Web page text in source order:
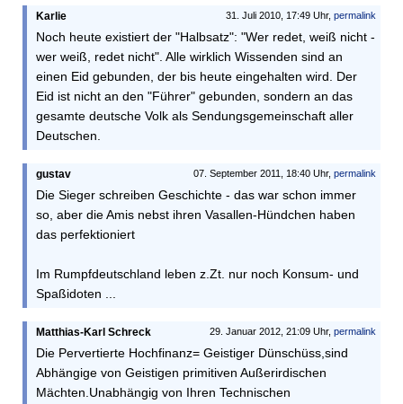
31. Juli 2010, 17:49 Uhr, permalink
Karlie
Noch heute existiert der "Halbsatz": "Wer redet, weiß nicht -
wer weiß, redet nicht". Alle wirklich Wissenden sind an
einen Eid gebunden, der bis heute eingehalten wird. Der
Eid ist nicht an den "Führer" gebunden, sondern an das
gesamte deutsche Volk als Sendungsgemeinschaft aller
Deutschen.
07. September 2011, 18:40 Uhr, permalink
gustav
Die Sieger schreiben Geschichte - das war schon immer
so, aber die Amis nebst ihren Vasallen-Hündchen haben
das perfektioniert
Im Rumpfdeutschland leben z.Zt. nur noch Konsum- und
Spaßidoten ...
29. Januar 2012, 21:09 Uhr, permalink
Matthias-Karl Schreck
Die Pervertierte Hochfinanz= Geistiger Dünschüss,sind
Abhängige von Geistigen primitiven Außerirdischen
Mächten.Unabhängig von Ihren Technischen